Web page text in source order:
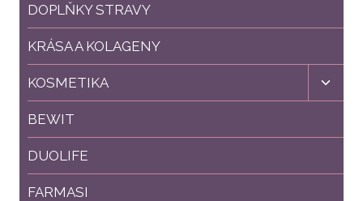
DOPLŇKY STRAVY
KRÁSA A KOLAGENY
KOSMETIKA
child
BEWIT
DUOLIFE
FARMASI